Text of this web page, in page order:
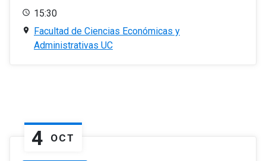
15:30
Facultad de Ciencias Económicas y
Administrativas UC
4 OCT